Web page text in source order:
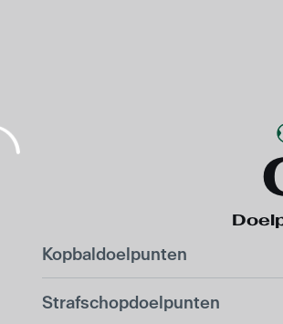
Kopbaldoelpunten
Strafschopdoelpunten